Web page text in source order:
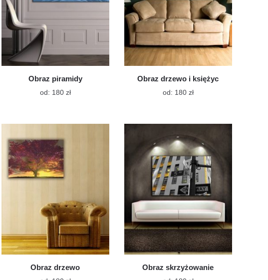
Obraz piramidy
od: 180 złTen
wiele
produktu
Obraz drzewo i księżyc
od: 180 złTen
wiele
Opcje
można
wybrać
na
stronie
produktu
Obraz drzewo Obraz skrzyżowanie